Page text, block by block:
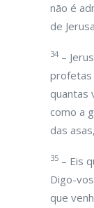
não é
de
34 –
profetas
quantas
como a
das
35 – Eis
Digo-
que